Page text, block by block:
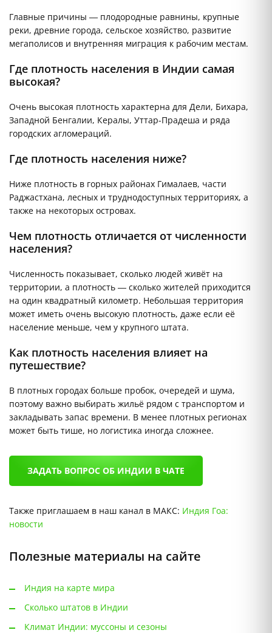
Главные причины — плодородные равнины, крупные
реки, древние города, сельское хозяйство, развитие
мегаполисов и внутренняя миграция к рабочим местам.
Где плотность населения в Индии самая
высокая?
Очень высокая плотность характерна для Дели, Бихара,
Западной Бенгалии, Кералы, Уттар-Прадеша и ряда
городских агломераций.
Где плотность населения ниже?
Ниже плотность в горных районах Гималаев, части
Раджастхана, лесных и труднодоступных территориях, а
также на некоторых островах.
Чем плотность отличается от численности
населения?
Численность показывает, сколько людей живёт на
территории, а плотность — сколько жителей приходится
на один квадратный километр. Небольшая территория
может иметь очень высокую плотность, даже если её
население меньше, чем у крупного штата.
Как плотность населения влияет на
путешествие?
В плотных городах больше пробок, очередей и шума,
поэтому важно выбирать жильё рядом с транспортом и
закладывать запас времени. В менее плотных регионах
может быть тише, но логистика иногда сложнее.
ЗАДАТЬ ВОПРОС ОБ ИНДИИ В ЧАТЕ
Также приглашаем в наш канал в МАКС: Индия Гоа:
новости
Полезные материалы на сайте
Индия на карте мира
Сколько штатов в Индии
Климат Индии: муссоны и сезоны